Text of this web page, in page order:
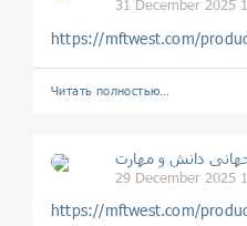
31 December 2025
https://mftwest.com/
Читать полностью…
دانش و مهارت
29 December 2025
https://mftwest.com/